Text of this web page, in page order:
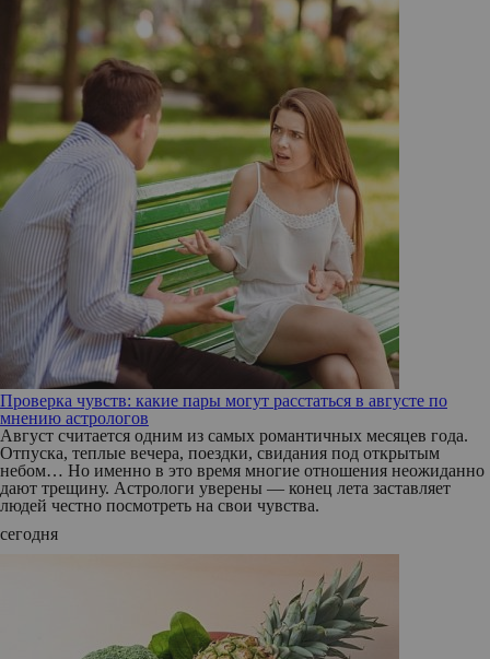
Проверка чувств: какие пары могут расстаться в августе по
мнению астрологов
Август считается одним из самых романтичных месяцев года.
Отпуска, теплые вечера, поездки, свидания под открытым
небом… Но именно в это время многие отношения неожиданно
дают трещину. Астрологи уверены — конец лета заставляет
людей честно посмотреть на свои чувства.
сегодня